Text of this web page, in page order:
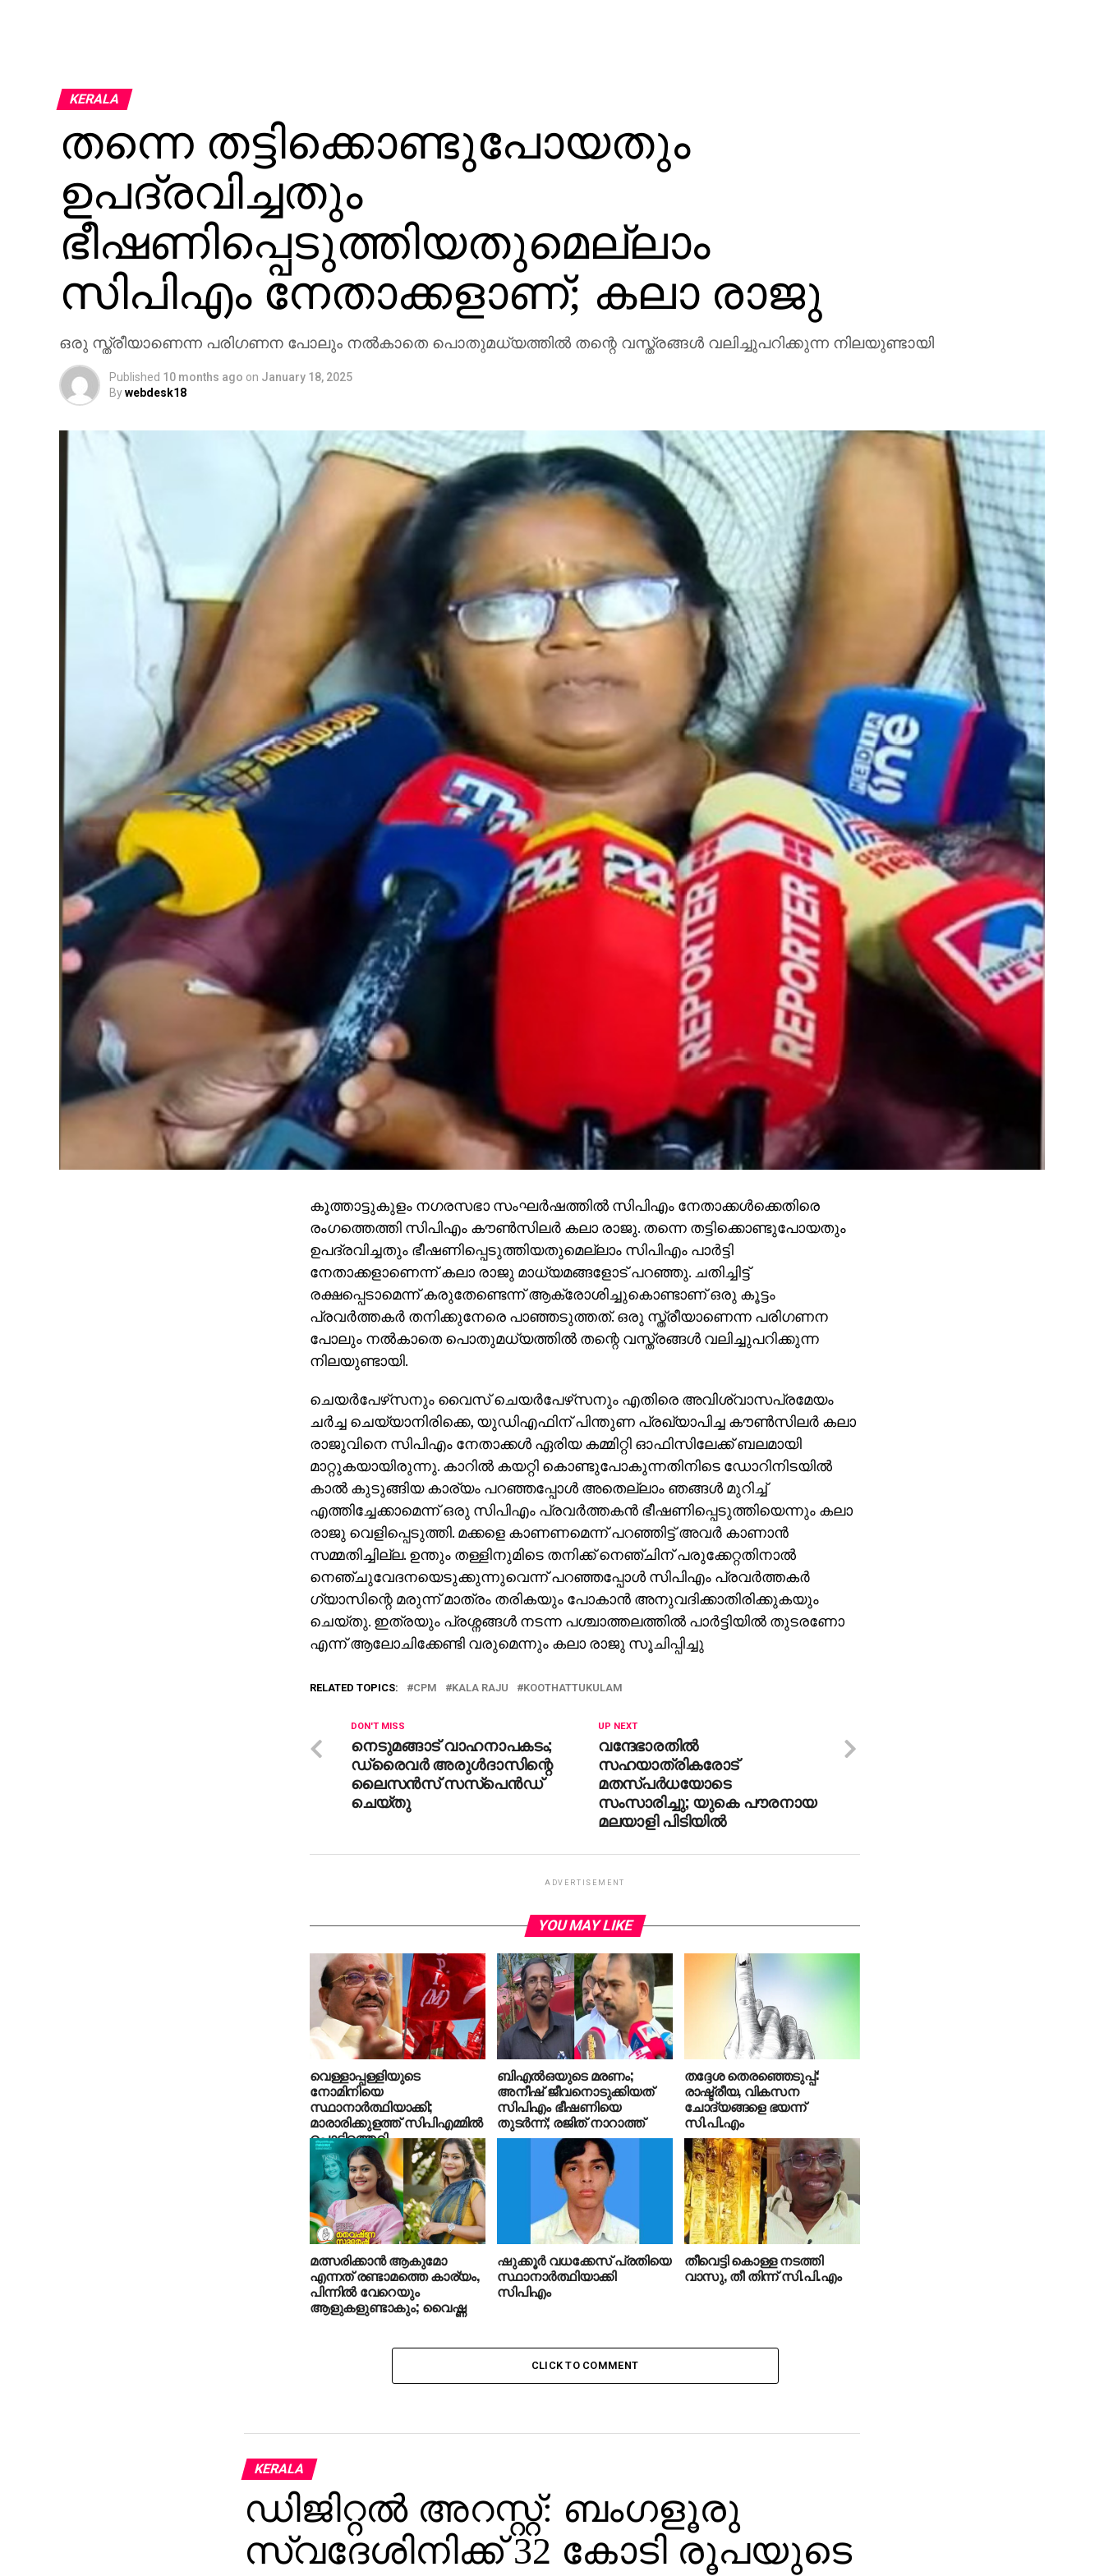
KERALA
തന്നെ തട്ടിക്കൊണ്ടുപോയതും
ഉപദ്രവിച്ചതും
ഭീഷണിപ്പെടുത്തിയതുമെല്ലാം
സിപിഎം നേതാക്കളാണ്; കലാ രാജു
ഒരു സ്ത്രീയാണെന്ന പരിഗണന പോലും നല്‍കാതെ പൊതുമധ്യത്തില്‍ തന്റെ വസ്ത്രങ്ങള്‍ വലിച്ചുപറിക്കുന്ന നിലയുണ്ടായി
Published 10 months ago on January 18, 2025
Bywebdesk18
കൂത്താട്ടുകുളം നഗരസഭാ സംഘര്‍ഷത്തില്‍ സിപിഎം നേതാക്കള്‍ക്കെതിരെ
രംഗത്തെത്തി സിപിഎം കൗണ്‍സിലര്‍ കലാ രാജു. തന്നെ തട്ടിക്കൊണ്ടുപോയതും
ഉപദ്രവിച്ചതും ഭീഷണിപ്പെടുത്തിയതുമെല്ലാം സിപിഎം പാര്‍ട്ടി
നേതാക്കളാണെന്ന് കലാ രാജു മാധ്യമങ്ങളോട് പറഞ്ഞു. ചതിച്ചിട്ട്
രക്ഷപ്പെടാമെന്ന് കരുതേണ്ടെന്ന് ആക്രോശിച്ചുകൊണ്ടാണ് ഒരു കൂട്ടം
പ്രവര്‍ത്തകര്‍ തനിക്കുനേരെ പാഞ്ഞടുത്തത്. ഒരു സ്ത്രീയാണെന്ന പരിഗണന
പോലും നല്‍കാതെ പൊതുമധ്യത്തില്‍ തന്റെ വസ്ത്രങ്ങള്‍ വലിച്ചുപറിക്കുന്ന
നിലയുണ്ടായി.
ചെയര്‍പേഴ്‌സനും വൈസ് ചെയര്‍പേഴ്‌സനും എതിരെ അവിശ്വാസപ്രമേയം
ചര്‍ച്ച ചെയ്യാനിരിക്കെ, യുഡിഎഫിന് പിന്തുണ പ്രഖ്യാപിച്ച കൗണ്‍സിലര്‍ കലാ
രാജുവിനെ സിപിഎം നേതാക്കള്‍ ഏരിയ കമ്മിറ്റി ഓഫിസിലേക്ക് ബലമായി
മാറ്റുകയായിരുന്നു. കാറില്‍ കയറ്റി കൊണ്ടുപോകുന്നതിനിടെ ഡോറിനിടയില്‍
കാല്‍ കുടുങ്ങിയ കാര്യം പറഞ്ഞപ്പോള്‍ അതെല്ലാം ഞങ്ങള്‍ മുറിച്ച്
എത്തിച്ചേക്കാമെന്ന് ഒരു സിപിഎം പ്രവര്‍ത്തകന്‍ ഭീഷണിപ്പെടുത്തിയെന്നും കലാ
രാജു വെളിപ്പെടുത്തി. മക്കളെ കാണണമെന്ന് പറഞ്ഞിട്ട് അവര്‍ കാണാന്‍
സമ്മതിച്ചില്ല. ഉന്തും തള്ളിനുമിടെ തനിക്ക് നെഞ്ചിന് പരുക്കേറ്റതിനാല്‍
നെഞ്ചുവേദനയെടുക്കുന്നുവെന്ന് പറഞ്ഞപ്പോള്‍ സിപിഎം പ്രവര്‍ത്തകര്‍
ഗ്യാസിന്റെ മരുന്ന് മാത്രം തരികയും പോകാന്‍ അനുവദിക്കാതിരിക്കുകയും
ചെയ്തു. ഇത്രയും പ്രശ്നങ്ങള്‍ നടന്ന പശ്ചാത്തലത്തില്‍ പാര്‍ട്ടിയില്‍ തുടരണോ
എന്ന് ആലോചിക്കേണ്ടി വരുമെന്നും കലാ രാജു സൂചിപ്പിച്ചു
RELATED TOPICS: CPM KALA RAJU KOOTHATTUKULAM
UP NEXT
വന്ദേഭാരതില്‍
സഹയാത്രികരോട്
മതസ്പര്‍ധയോടെ
സംസാരിച്ചു; യുകെ പൗരനായ
മലയാളി പിടിയില്‍
DON'T MISS
നെടുമങ്ങാട് വാഹനാപകടം;
ഡ്രൈവര്‍ അരുള്‍ദാസിന്റെ
ലൈസന്‍സ് സസ്‌പെന്‍ഡ്
ചെയ്തു
ADVERTISEMENT
YOU MAY LIKE
വെള്ളാപ്പള്ളിയുടെ
നോമിനിയെ
സ്ഥാനാര്‍ത്ഥിയാക്കി;
മാരാരിക്കുളത്ത് സിപിഎമ്മില്‍
പൊട്ടിത്തെറി
ബിഎല്‍ഒയുടെ മരണം;
അനീഷ് ജീവനൊടുക്കിയത്
സിപിഎം ഭീഷണിയെ
തുടര്‍ന്ന്; രജിത് നാറാത്ത്
തദ്ദേശ തെരഞ്ഞെടുപ്പ്:
രാഷ്ട്രീയ, വികസന
ചോദ്യങ്ങളെ ഭയന്ന്
സി.പി.എം
മത്സരിക്കാന്‍ ആകുമോ
എന്നത് രണ്ടാമത്തെ കാര്യം,
പിന്നില്‍ വേറെയും
ആളുകളുണ്ടാകും; വൈഷ്ണ
ഷുക്കൂര്‍ വധക്കേസ് പ്രതിയെ
സ്ഥാനാര്‍ത്ഥിയാക്കി
സിപിഎം
തീവെട്ടി കൊള്ള നടത്തി
വാസു, തീ തിന്ന് സി.പി.എം
CLICK TO COMMENT
KERALA
ഡിജിറ്റല്‍ അറസ്റ്റ്: ബംഗളൂരു
സ്വദേശിനിക്ക് 32 കോടി രൂപയുടെ